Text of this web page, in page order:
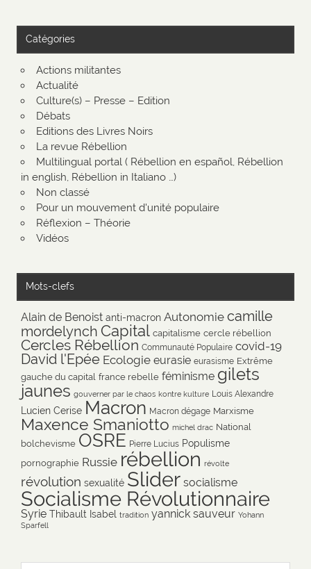
Catégories
Actions militantes
Actualité
Culture(s) – Presse – Edition
Débats
Editions des Livres Noirs
La revue Rébellion
Multilingual portal ( Rébellion en español, Rébellion
in english, Rébellion in Italiano …)
Non classé
Pour un mouvement d'unité populaire
Réflexion – Théorie
Vidéos
Mots-clefs
Alain de Benoist anti-macron Autonomie camille
mordelynch Capital capitalisme cercle rébellion
Cercles Rébellion Communauté Populaire covid-19
David l'Epée Ecologie eurasie eurasisme Extrême
gauche du capital france rebelle féminisme gilets
jaunes gouverner par le chaos kontre kulture Louis Alexandre
Lucien Cerise Macron Macron dégage Marxisme
Maxence Smaniotto michel drac National
bolchevisme OSRE Pierre Lucius Populisme
pornographie Russie rébellion révolte
révolution sexualité Slider socialisme
Socialisme Révolutionnaire
Syrie Thibault Isabel tradition yannick sauveur Yohann
Sparfell